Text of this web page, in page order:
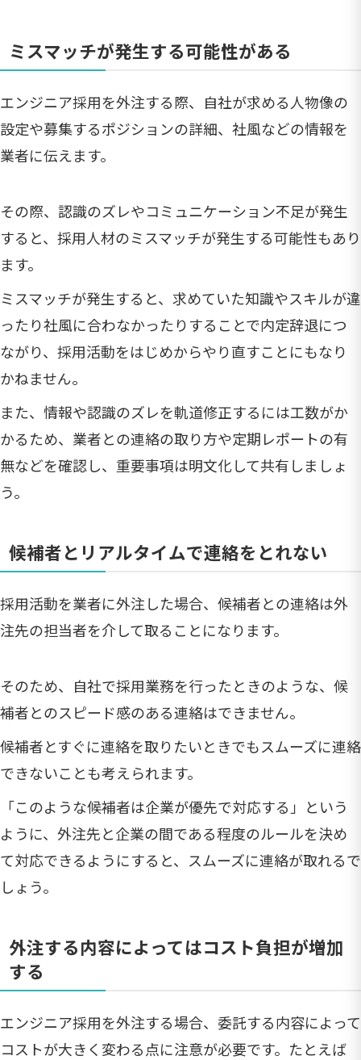
ミスマッチが発生する可能性がある
エンジニア採用を外注する際、自社が求める人物像の
設定や募集するポジションの詳細、社風などの情報を
業者に伝えます。
その際、認識のズレやコミュニケーション不足が発生
すると、採用人材のミスマッチが発生する可能性もあり
ます。
ミスマッチが発生すると、求めていた知識やスキルが違
ったり社風に合わなかったりすることで内定辞退につ
ながり、採用活動をはじめからやり直すことにもなり
かねません。
また、情報や認識のズレを軌道修正するには工数がか
かるため、業者との連絡の取り方や定期レポートの有
無などを確認し、重要事項は明文化して共有しましょ
う。
候補者とリアルタイムで連絡をとれない
採用活動を業者に外注した場合、候補者との連絡は外
注先の担当者を介して取ることになります。
そのため、自社で採用業務を行ったときのような、候
補者とのスピード感のある連絡はできません。
候補者とすぐに連絡を取りたいときでもスムーズに連絡
できないことも考えられます。
「このような候補者は企業が優先で対応する」という
ように、外注先と企業の間である程度のルールを決め
て対応できるようにすると、スムーズに連絡が取れるで
しょう。
外注する内容によってはコスト負担が増加
する
エンジニア採用を外注する場合、委託する内容によって
コストが大きく変わる点に注意が必要です。たとえば